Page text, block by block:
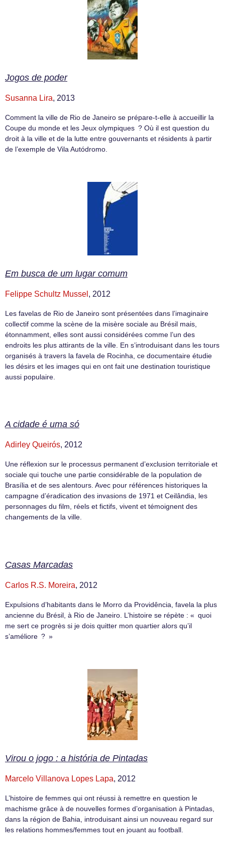
Jogos de poder
Susanna Lira, 2013
Comment la ville de Rio de Janeiro se prépare-t-elle à accueillir la
Coupe du monde et les Jeux olympiques ? Où il est question du
droit à la ville et de la lutte entre gouvernants et résidents à partir
de l’exemple de Vila Autódromo.
Em busca de um lugar comum
Felippe Schultz Mussel , 2012
Les favelas de Rio de Janeiro sont présentées dans l’imaginaire
collectif comme la scène de la misère sociale au Brésil mais,
étonnamment, elles sont aussi considérées comme l’un des
endroits les plus attirants de la ville. En s’introduisant dans les tours
organisés à travers la favela de Rocinha, ce documentaire étudie
les désirs et les images qui en ont fait une destination touristique
aussi populaire.
A cidade é uma só
Adirley Queirós, 2012
Une réflexion sur le processus permanent d’exclusion territoriale et
sociale qui touche une partie considérable de la population de
Brasília et de ses alentours. Avec pour références historiques la
campagne d’éradication des invasions de 1971 et Ceilândia, les
personnages du film, réels et fictifs, vivent et témoignent des
changements de la ville.
Casas Marcadas
Carlos R.S. Moreira, 2012
Expulsions d’habitants dans le Morro da Providência, favela la plus
ancienne du Brésil, à Rio de Janeiro. L’histoire se répète : « quoi
me sert ce progrès si je dois quitter mon quartier alors qu’il
s’améliore ? »
Virou o jogo : a história de Pintadas
Marcelo Villanova Lopes Lapa, 2012
L’histoire de femmes qui ont réussi à remettre en question le
machisme grâce à de nouvelles formes d’organisation à Pintadas,
dans la région de Bahia, introduisant ainsi un nouveau regard sur
les relations hommes/femmes tout en jouant au football.